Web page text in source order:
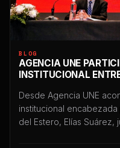
BLOG
AGENCIA UNE
INSTITUCIONAL
ARGENTINA
Desde Agencia UNE
institucional
del Estero, Elías